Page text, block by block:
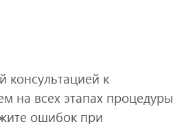
консультацией к
на всех этапах процедуры
ошибок при